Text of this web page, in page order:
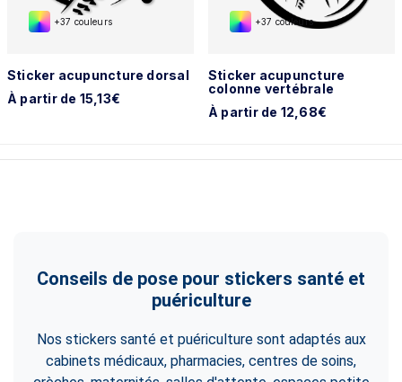
+37 couleurs
Sticker acupuncture dorsal
À partir de 15,13€
+37 couleurs
Sticker acupuncture
colonne vertébrale
À partir de 12,68€
Conseils de pose pour stickers santé et
puériculture
Nos stickers santé et puériculture sont adaptés aux
cabinets médicaux, pharmacies, centres de soins,